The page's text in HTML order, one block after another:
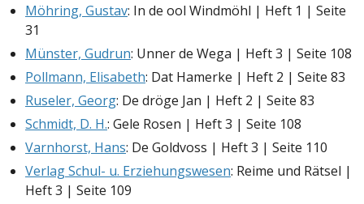
Möhring, Gustav: In de ool Windmöhl | Heft 1 | Seite
31
Münster, Gudrun: Unner de Wega | Heft 3 | Seite 108
Pollmann, Elisabeth: Dat Hamerke | Heft 2 | Seite 83
Ruseler, Georg: De dröge Jan | Heft 2 | Seite 83
Schmidt, D. H.: Gele Rosen | Heft 3 | Seite 108
Varnhorst, Hans: De Goldvoss | Heft 3 | Seite 110
Verlag Schul- u. Erziehungswesen: Reime und Rätsel |
Heft 3 | Seite 109